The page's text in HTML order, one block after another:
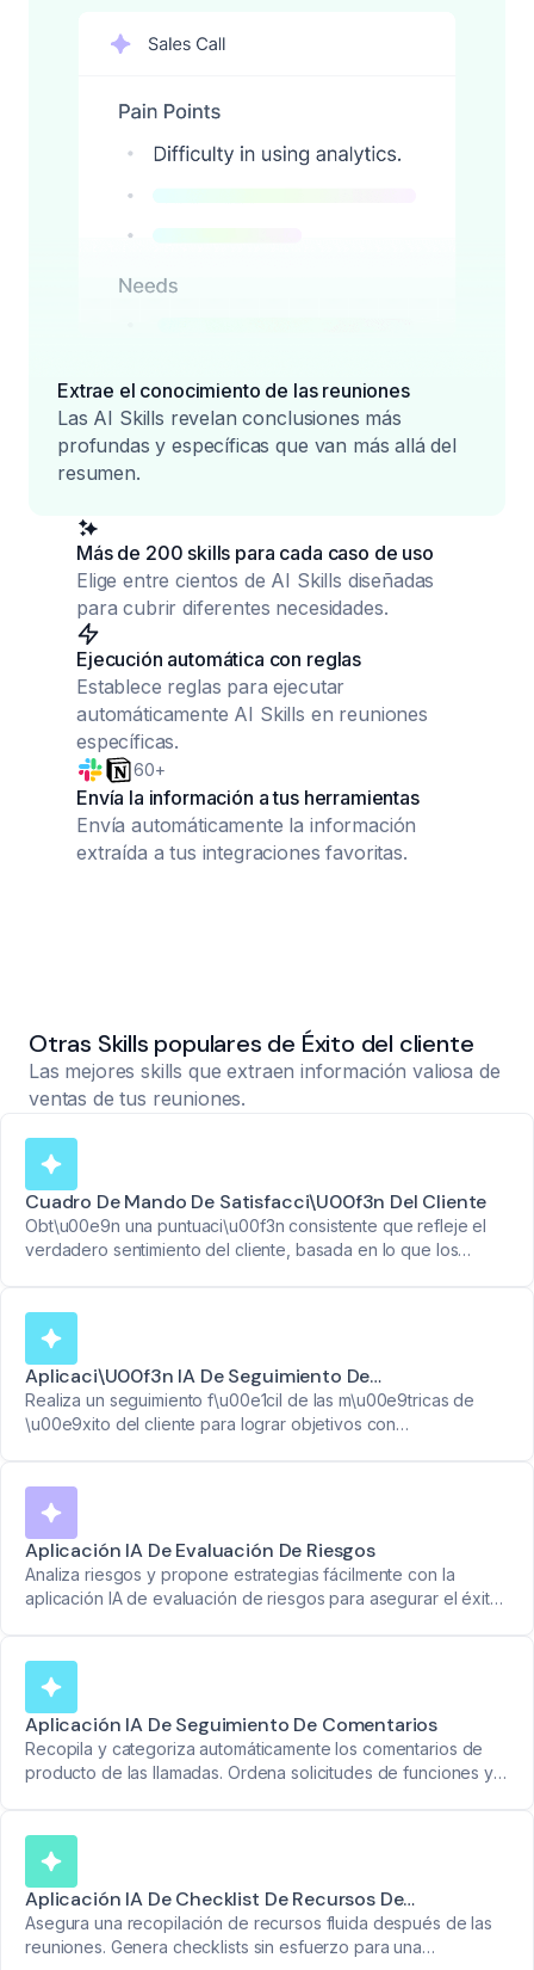
Extrae el conocimiento de las reuniones
Las AI Skills revelan conclusiones más
profundas y específicas que van más allá del
resumen.
Más de 200 skills para cada caso de uso
Elige entre cientos de AI Skills diseñadas
para cubrir diferentes necesidades.
Ejecución automática con reglas
Establece reglas para ejecutar
automáticamente AI Skills en reuniones
específicas.
60+
Envía la información a tus herramientas
Envía automáticamente la información
extraída a tus integraciones favoritas.
Otras Skills populares de Éxito del cliente
Las mejores skills que extraen información valiosa de
ventas de tus reuniones.
Cuadro De Mando De Satisfacci\u00f3n Del Cliente
Obt\u00e9n una puntuaci\u00f3n consistente que refleje el
verdadero sentimiento del cliente, basada en lo que los
respalde.
Aplicaci\u00f3n IA De Seguimiento De
M\u00e9tricas De \u00e9xito
Realiza un seguimiento f\u00e1cil de las m\u00e9tricas de
\u00e9xito del cliente para lograr objetivos con
Aplicación IA De Evaluación De Riesgos
Analiza riesgos y propone estrategias fácilmente con la
aplicación IA de evaluación de riesgos para asegurar el éxito
Aplicación IA De Seguimiento De Comentarios
Recopila y categoriza automáticamente los comentarios de
producto de las llamadas. Ordena solicitudes de funciones y
Aplicación IA De Checklist De Recursos De
Incorporación
Asegura una recopilación de recursos fluida después de las
reuniones. Genera checklists sin esfuerzo para una